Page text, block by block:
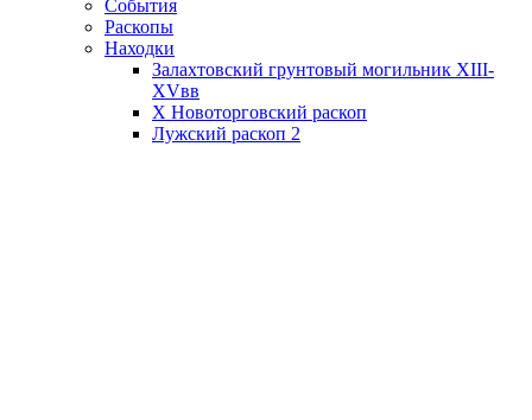
События
Раскопы
Находки
Залахтовский грунтовый могильник XIII-
XVвв
X Новоторговский раскоп
Лужский раскоп 2